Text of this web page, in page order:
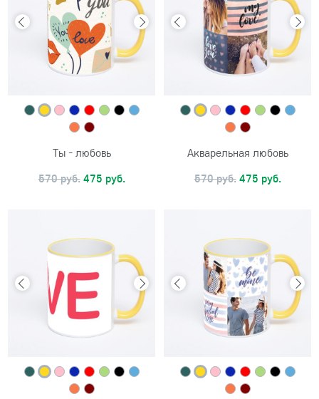
Ты - любовь
570 руб. 475 руб.
Акварельная любовь
570 руб. 475 руб.